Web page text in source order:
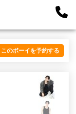
このボーイを予約する